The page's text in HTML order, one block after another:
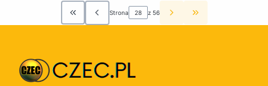
Wróć do pierwszej strony z produktami
Strona z 56 Przejdź do